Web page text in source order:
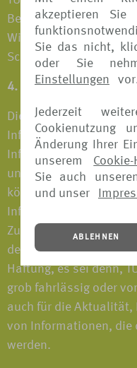
akzeptieren
Sie das nicht,
oder Sie
Einstellungen
Jederzeit
Cookienutzung
Änderung Ihrer
unserem
Sie auch
und unser
ABLEHNEN
Beseitigung der
Wiederholungsgefahr
4. Haftungsausschluss
Die VERS[4u]
Informationsangebot
Informationen auf der
und auf dem aktuellen
können sich jederzeit
Informationen auf der
Zusicherungen ab und
der Informationen
Haftung, es sei denn,
grob fahrlässig oder
auch für die Aktualität,
von Informationen, die
werden.